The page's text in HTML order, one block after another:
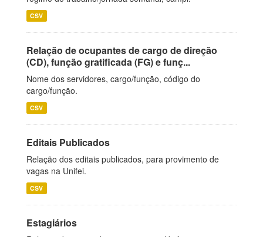
CSV
Relação de ocupantes de cargo de direção
(CD), função gratificada (FG) e funç...
Nome dos servidores, cargo/função, código do
cargo/função.
CSV
Editais Publicados
Relação dos editais publicados, para provimento de
vagas na Unifei.
CSV
Estagiários